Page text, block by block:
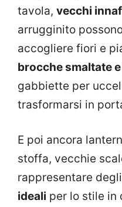
tavola, vecchi
arrugginito
accogliere fiori e
brocche smaltate
gabbiette per
trasformarsi in
E poi ancora
stoffa, vecchie
rappresentare degli
ideali per lo stile in